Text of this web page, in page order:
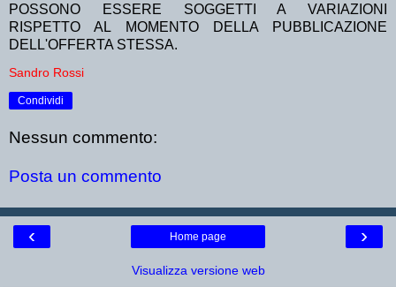
POSSONO ESSERE SOGGETTI A VARIAZIONI
RISPETTO AL MOMENTO DELLA PUBBLICAZIONE
DELL'OFFERTA STESSA.
Sandro Rossi
Condividi
Nessun commento:
Posta un commento
‹ ›
Home page
Visualizza versione web